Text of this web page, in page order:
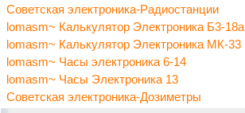
Советская электроника-Радиостанции
lomasm~ Калькулятор Электроника Б3-18а
lomasm~ Калькулятор Электроника МК-33
lomasm~ Часы электроника 6-14
lomasm~ Часы Электроника 13
Советская электроника-Дозиметры